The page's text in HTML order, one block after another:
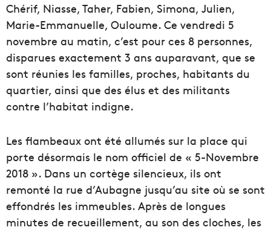
Chérif, Niasse, Taher, Fabien, Simona, Julien,
Marie-Emmanuelle, Ouloume. Ce vendredi 5
novembre au matin, c’est pour ces 8 personnes,
disparues exactement 3 ans auparavant, que se
sont réunies les familles, proches, habitants du
quartier, ainsi que des élus et des militants
contre l’habitat indigne.
Les flambeaux ont été allumés sur la place qui
porte désormais le nom officiel de « 5-Novembre
2018 ». Dans un cortège silencieux, ils ont
remonté la rue d’Aubagne jusqu’au site où se sont
effondrés les immeubles. Après de longues
minutes de recueillement, au son des cloches, les